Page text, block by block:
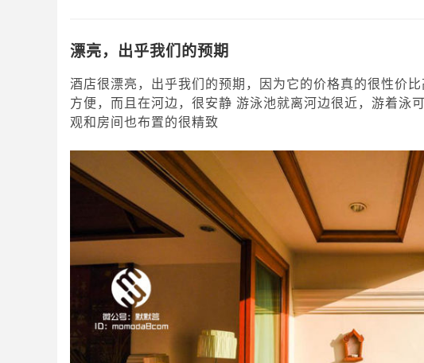
漂亮，出乎我们的预期
酒店很漂亮，出乎我们的预期，因为它的价格真的很性价
方便，而且在河边，很安静 游泳池就离河边很近，游着泳
观和房间也布置的很精致